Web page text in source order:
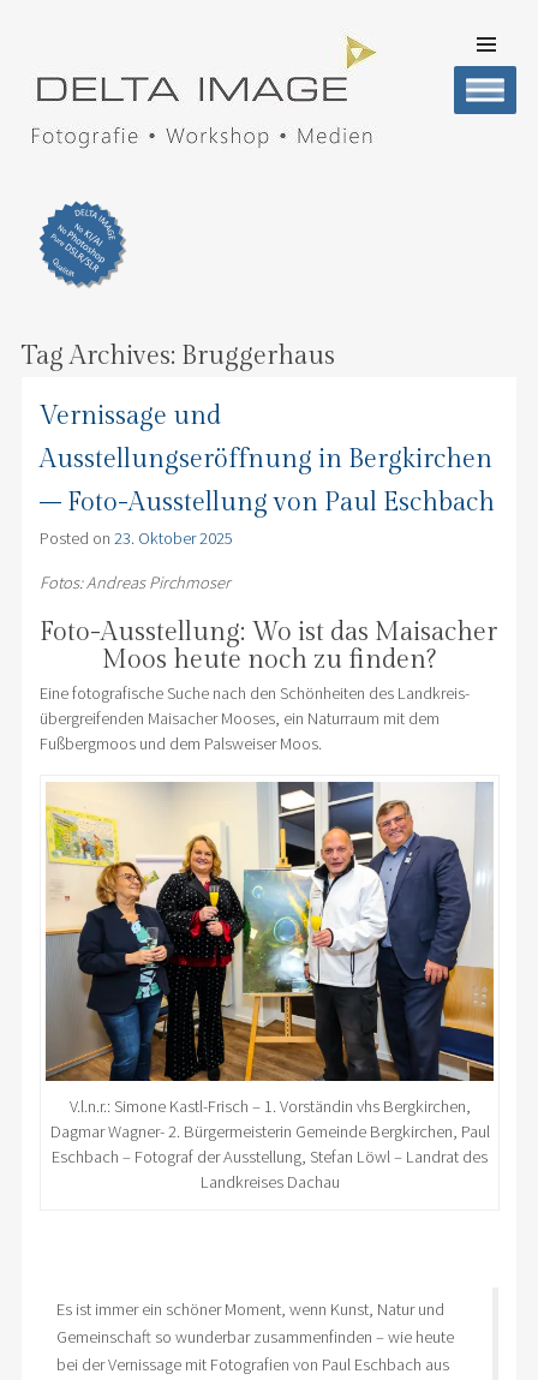
CONTENT
Tag Archives: Bruggerhaus
Vernissage und
Ausstellungseröffnung in Bergkirchen
– Foto-Ausstellung von Paul Eschbach
Posted on 23. Oktober 2025
Fotos: Andreas Pirchmoser
Foto-Ausstellung: Wo ist das Maisacher
Moos heute noch zu finden?
Eine fotografische Suche nach den Schönheiten des Landkreis-
übergreifenden Maisacher Mooses, ein Naturraum mit dem
Fußbergmoos und dem Palsweiser Moos.
V.l.n.r.: Simone Kastl-Frisch – 1. Vorständin vhs Bergkirchen,
Dagmar Wagner- 2. Bürgermeisterin Gemeinde Bergkirchen, Paul
Eschbach – Fotograf der Ausstellung, Stefan Löwl – Landrat des
Landkreises Dachau
Es ist immer ein schöner Moment, wenn Kunst, Natur und
Gemeinschaft so wunderbar zusammenfinden – wie heute
bei der Vernissage mit Fotografien von Paul Eschbach aus